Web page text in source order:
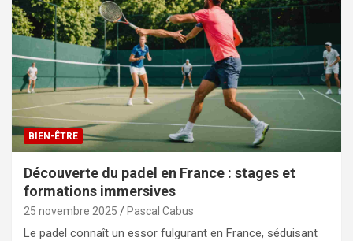
BIEN-ÊTRE
Découverte du padel en France : stages et
formations immersives
25 novembre 2025 Pascal Cabus
Le padel connaît un essor fulgurant en France, séduisant